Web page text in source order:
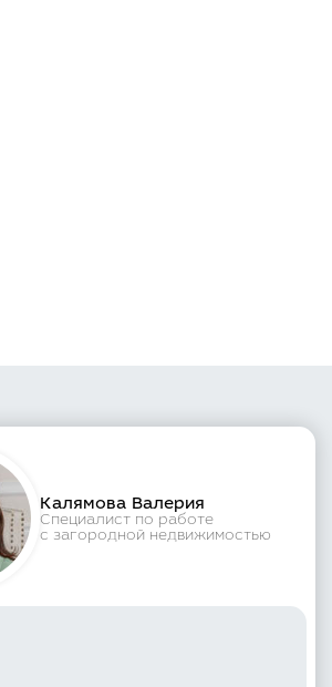
Калямова Валерия
Специалист по работе
с загородной недвижимостью